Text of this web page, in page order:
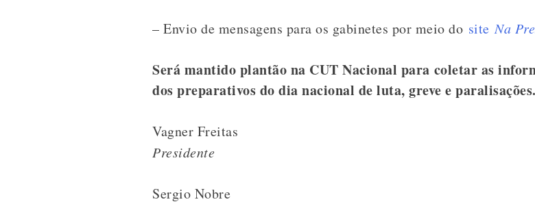
– Envio de mensagens para os gabinetes por meio do siteNa
Será mantido plantão na CUT Nacional para coletar as
dos preparativos do dia nacional de luta, greve e paralisações.
Vagner Freitas
Presidente
Sergio Nobre